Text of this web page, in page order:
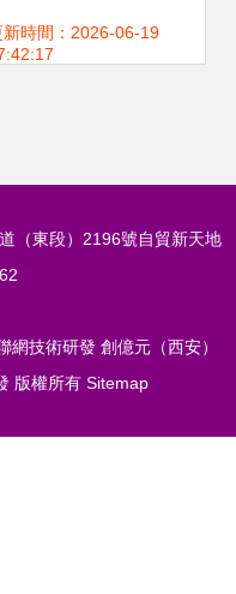
網展會 聚焦物聯網
新時間：2026-06-19
（東段）2196號自貿新天地
網技術研發 創億元（西安）
版權所有 Sitemap